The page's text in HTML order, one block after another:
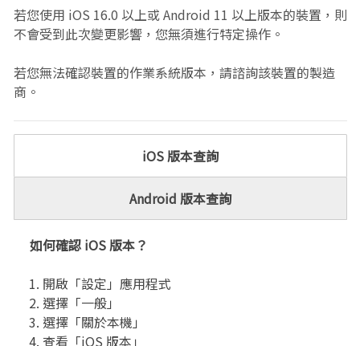
若您使用 iOS 16.0 以上或 Android 11 以上版本的裝置，則
不會受到此次變更影響，您無須進行特定操作。
若您無法確認裝置的作業系統版本，請諮詢該裝置的製造
商。
iOS 版本查詢
Android 版本查詢
如何確認 iOS 版本？
開啟「設定」應用程式
選擇「一般」
選擇「關於本機」
查看「iOS 版本」